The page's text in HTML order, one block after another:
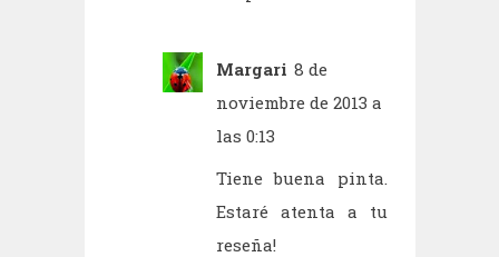
Margari 8 de
noviembre de 2013 a
las 0:13
Tiene buena pinta.
Estaré atenta a tu
reseña!